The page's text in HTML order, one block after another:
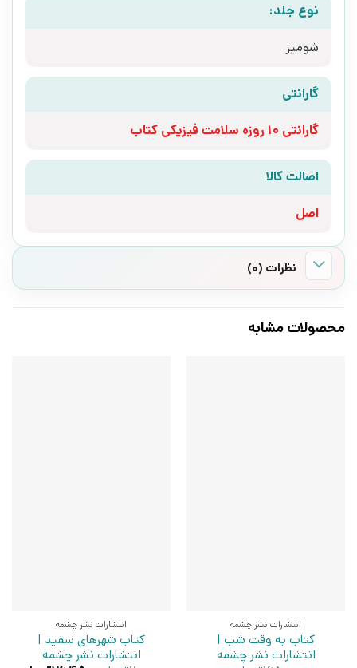
نوع جلد:
شومیز
گارانتی
گارانتی 10 روزه سلامت فیزیکی کتاب
اصالت کالا
اصل
نظرات (0)
محصولات مشابه
انتشارات نشر چشمه
کتاب به وقت شب |
انتشارات نشر چشمه
انتشارات نشر چشمه
کتاب شهرهای سفید |
انتشارات نشر چشمه